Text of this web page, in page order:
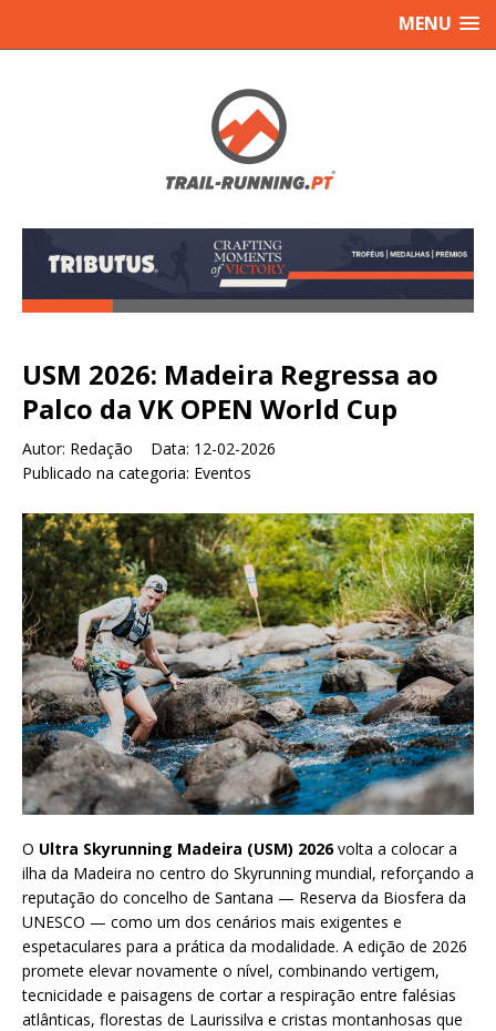
MENU
USM 2026: Madeira Regressa ao
Palco da VK OPEN World Cup
Autor: Redação Data: 12-02-2026
Publicado na categoria: Eventos
O Ultra Skyrunning Madeira (USM) 2026volta a colocar a
ilha da Madeira no centro do Skyrunning mundial, reforçando a
reputação do concelho de Santana — Reserva da Biosfera da
UNESCO — como um dos cenários mais exigentes e
espetaculares para a prática da modalidade. A edição de 2026
promete elevar novamente o nível, combinando vertigem,
tecnicidade e paisagens de cortar a respiração entre falésias
atlânticas, florestas de Laurissilva e cristas montanhosas que